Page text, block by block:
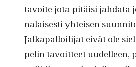
tavoite jota pitäisi
nalais­es­ti yhteisen
Jalka­pal­loil­i­jat eivät ole
pelin tavoit­teet uudelleen,